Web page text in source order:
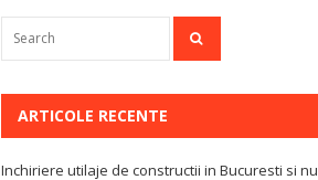
ARTICOLE RECENTE
Inchiriere utilaje de constructii in Bucuresti si nu